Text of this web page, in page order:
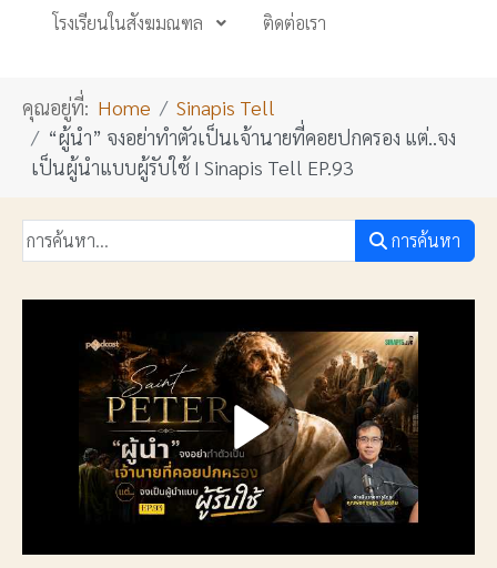
โรงเรียนในสังฆมณฑล ติดต่อเรา
คุณอยู่ที่: Home
Sinapis Tell
“ผู้นำ” จงอย่าทำตัวเป็นเจ้านายที่คอยปกครอง แต่..จง
เป็นผู้นำแบบผู้รับใช้ I Sinapis Tell EP.93
การค้นหา